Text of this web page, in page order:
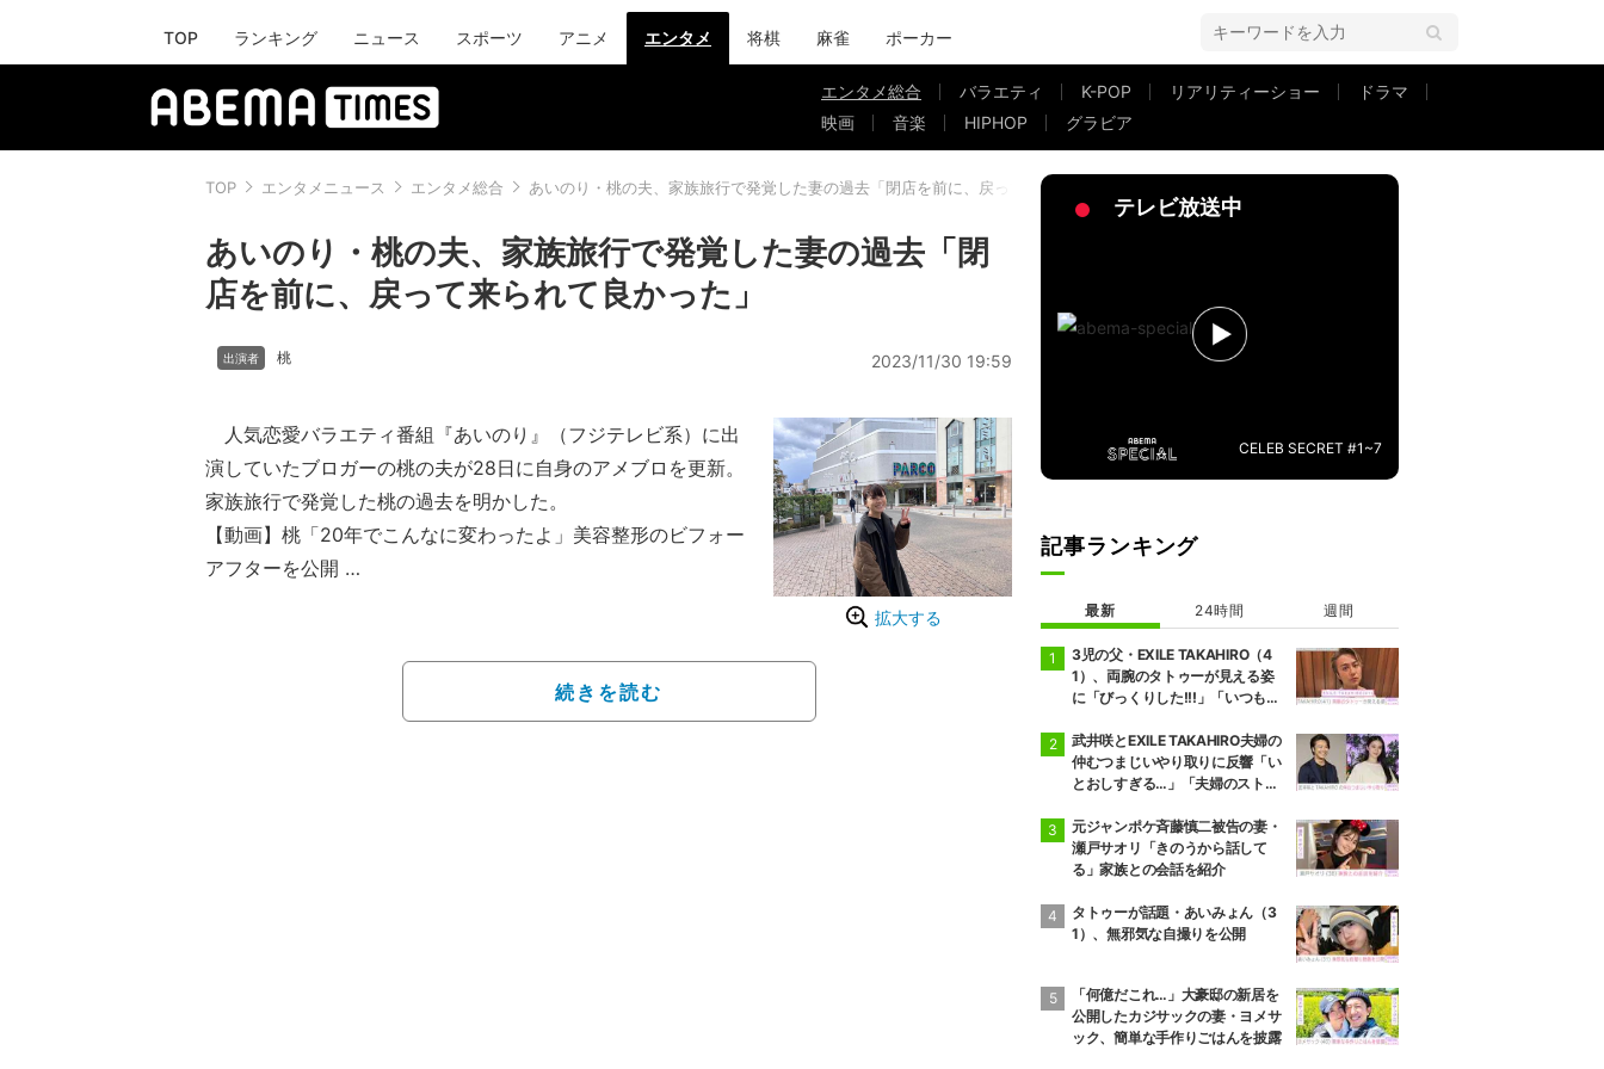
TOP ランキング ニュース スポーツ アニメ エンタメ 将棋 麻雀 ポーカー
エンタメ総合 バラエティ K-POP リアリティーショー
ドラマ
映画
音楽 HIPHOP グラビア
TOP エンタメニュース エンタメ総合 あいのり・桃の夫、家族旅行で発覚した妻の過去「閉店を前に、戻って来られて良かった」
あいのり・桃の夫、家族旅行で発覚した妻の過去「閉
店を前に、戻って来られて良かった」
桃 2023/11/30 19:59
拡大する
人気恋愛バラエティ番組『あいのり』（フジテレビ系）に出
演していたブロガーの桃の夫が28日に自身のアメブロを更新。
家族旅行で発覚した桃の過去を明かした。
【動画】桃「20年でこんなに変わったよ」美容整形のビフォー
アフターを公開
した後は・・・昼食を求めて松本駅前を散策」と報告。「まず
は、松本市民誰しもがクソお世話になった青春の1ページ、松本
続きを読む
テレビ放送中
CELEB SECRET #1~7
記事ランキング
最新 24時間 週間
3児の父・EXILE TAKAHIRO（4
1）、両腕のタトゥーが見える姿
に「びっくりした!!!」「いつもと
の反響
武井咲とEXILE TAKAHIRO夫婦の
仲むつまじいやり取りに反響「い
とおしすぎる…」「夫婦のストー
元ジャンポケ斉藤慎二被告の妻・
瀬戸サオリ「きのうから話して
る」家族との会話を紹介
タトゥーが話題・あいみょん（3
1）、無邪気な自撮りを公開
「何億だこれ…」大豪邸の新居を
公開したカジサックの妻・ヨメサ
ック、簡単な手作りごはんを披露